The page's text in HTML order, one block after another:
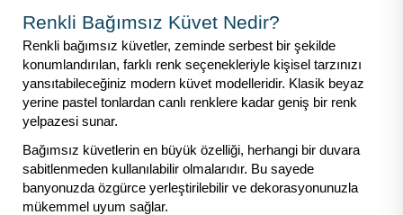
Renkli Bağımsız Küvet Nedir?
Renkli bağımsız küvetler, zeminde serbest bir şekilde
konumlandırılan, farklı renk seçenekleriyle kişisel tarzınızı
yansıtabileceğiniz modern küvet modelleridir. Klasik beyaz
yerine pastel tonlardan canlı renklere kadar geniş bir renk
yelpazesi sunar.
Bağımsız küvetlerin en büyük özelliği, herhangi bir duvara
sabitlenmeden kullanılabilir olmalarıdır. Bu sayede
banyonuzda özgürce yerleştirilebilir ve dekorasyonunuzla
mükemmel uyum sağlar.